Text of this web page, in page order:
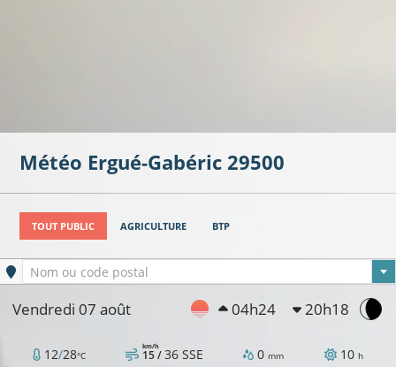
Météo Ergué-Gabéric 29500
TOUT PUBLIC AGRICULTURE BTP
Ville sélectionnée
Nom ou code postal
Vendredi 07 août 04h24 20h18
12/28°C 15 /
km/h 36 SSE 0 mm 10 h